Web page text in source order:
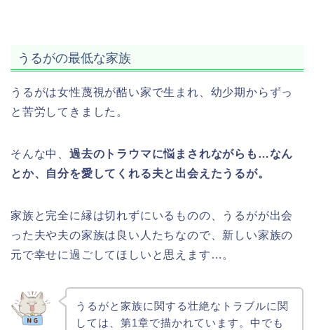
うるがの最低な家族
うるがは女性蔑視が酷い家で生まれ、幼少期からずっ
と苦労してきました。
そんな中、 過去のトラウマに悩まされながらも…なん
とか、自分を愛してくれる夫と出会えたうるが。
家族と完全に縁は切れずにいるものの、うるがが出会
った夫や夫の家族は良い人たちなので、新しい家族の
元で幸せに過ごしてほしいと思えます…。
うるがと家族に関する壮絶なトラブルに関
しては、第1章で描かれています。中でも